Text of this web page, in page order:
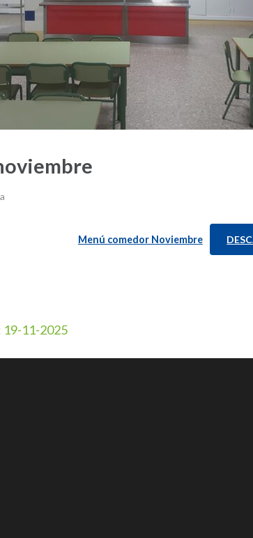
Menú comedor Noviembre
19-11-2025